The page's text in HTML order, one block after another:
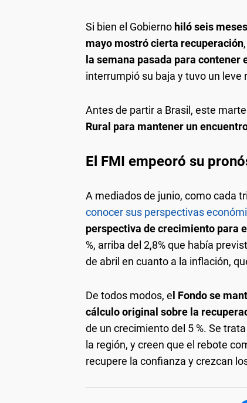
Si bien el Gobierno hiló seis
mayo mostró cierta recuperación
la semana pasada para contener
interrumpió su baja y tuvo un leve
Antes de partir a Brasil, este
Rural para mantener un
El FMI empeoró su
A mediados de junio, como cada
conocer sus perspectivas
perspectiva de crecimiento para
%, arriba del 2,8% que había
de abril en cuanto a la inflación,
De todos modos, e l Fondo se
cálculo original sobre la
de un crecimiento del 5 %. Se
la región, y creen que el rebote
recupere la confianza y crezcan